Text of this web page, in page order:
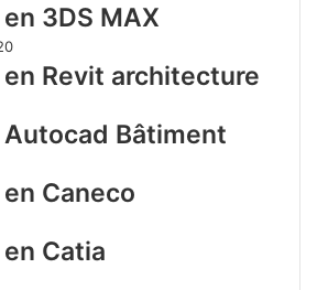
3DS MAX
Revit architecture
Bâtiment
Caneco
Catia